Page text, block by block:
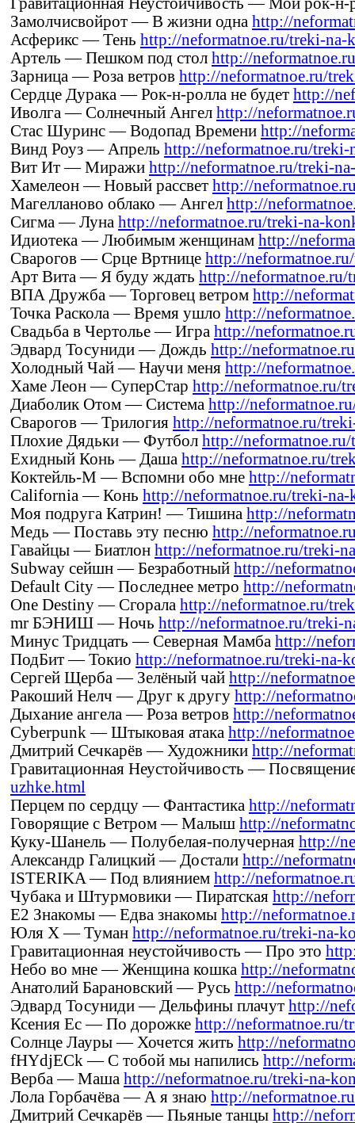
Замолчисвойрот — В жизни одна http://
Асферикс — Тень http://neformatnoe.ru/treki-na-
Артель — Пешком под стол http://
Зарница — Роза ветров http://neformatnoe.ru/
Сердце Дурака — Рок-н-ролла не будет http://
Иволга — Солнечный Ангел http://
Стас Шуринс — Водопад Времени http://
Винд Роуз — Апрель http://neformatnoe.ru/
Вит Ит — Миражи http://neformatnoe.ru/treki-
Хамелеон — Новый рассвет http://
Магелланово облако — Ангел http://
Сигма — Луна http://neformatnoe.ru/treki-na-
Идиотека — Любимым женщинам http://
Сварогов — Срце Вртнице http://
Арт Вита — Я буду ждать http://neformatnoe.ru/
ВПА Дружба — Торговец ветром http://
Точка Раскола — Время ушло http://
Свадьба в Чертолье — Игра http://
Эдвард Тосуниди — Дождь http://
Холодный Чай — Научи меня http://
Хаме Леон — СуперСтар http://neformatnoe.ru/
Диаболик Отом — Система http://
Сварогов — Трилогия http://neformatnoe.ru/
Плохие Дядьки — Футбол http://
Ехидный Конь — Даша http://neformatnoe.ru/
Коктейль-М — Вспомни обо мне http://
California — Конь http://neformatnoe.ru/treki-
Моя подруга Катрин! — Тишина http://
Медь — Поставь эту песню http://
Гавайцы — Биатлон http://neformatnoe.ru/treki-
Subway сейшн — Безработный http://
Default City — Последнее метро http://
One Destiny — Сгорала http://neformatnoe.ru/
mr БЭНИШ — Ночь http://neformatnoe.ru/treki-
Минус Тридцать — Северная Мамба http://
ПодБит — Токио http://neformatnoe.ru/treki-na-
Сергей Щерба — Зелёный чай http://
Ракоший Нелч — Друг к другу http://
Дыхание ангела — Роза ветров http://
Cyberpunk — Штыковая атака http://
Дмитрий Сечкарёв — Художники http://
Гравитационная Неустойчивость —
uzhke.html
Перцем по сердцу — Фантастика http://
Говорящие с Ветром — Малыш http://
Куку-Шанель — Полубелая-получерная http://
Александр Галицкий — Достали http://
ISTERIKA — Под влиянием http://
Чубака и Штурмовики — Пиратская http://
Е2 Знакомы — Едва знакомы http://
Юля Х — Туман http://neformatnoe.ru/treki-na-
Гравитационная неустойчивость — Про это
Небо во мне — Женщина кошка http://
Анатолий Барановский — Русь http://
Эдвард Тосуниди — Дельфины плачут http://
Ксения Ес — По дорожке http://neformatnoe.ru/
Солнце Лауры — Хочется жить http://
fHYdjECk — С тобой мы напились http://
Верба — Маша http://neformatnoe.ru/treki-na-
Лола Горбачёва — А я знаю http://
Дмитрий Сечкарёв — Пьяные танцы http://